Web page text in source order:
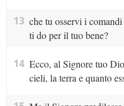
13 che tu osservi i
ti do per il tuo bene?
14 Ecco, al Signore tuo
cieli, la terra e quanto